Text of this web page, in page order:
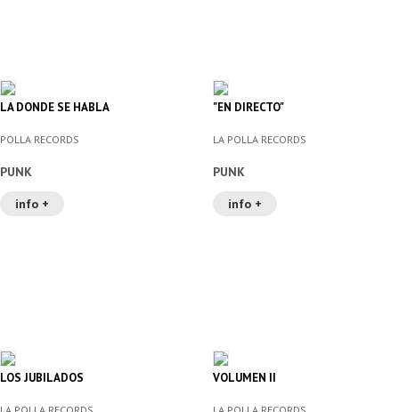
LA DONDE SE HABLA
POLLA RECORDS
PUNK
info +
"EN DIRECTO"
LA POLLA RECORDS
PUNK
info +
LOS JUBILADOS VOLUMEN II